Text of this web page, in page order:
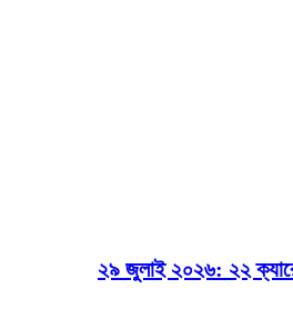
২৯ জুলাই ২০২৬: ২২